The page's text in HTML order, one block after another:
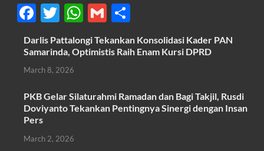
F
ac
e
b
o
o
k
T
w
itt
er
W
h
at
A
p
G
m
ail
h
ar
Darlis Pattalongi Tekankan Konsolidasi Kader PAN
Samarinda, Optimistis Raih Enam Kursi DPRD
March 8, 2026
PKB Gelar Silaturahmi Ramadan dan Bagi Takjil, Rusdi
Doviyanto Tekankan Pentingnya Sinergi dengan Insan
Pers
March 2, 2026